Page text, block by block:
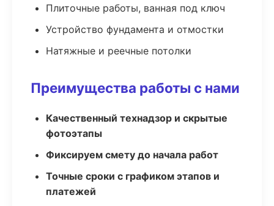
Плиточные работы, ванная под ключ
Устройство фундамента и отмостки
Натяжные и реечные потолки
Преимущества работы с нами
Качественный технадзор и скрытые
фотоэтапы
Фиксируем смету до начала работ
Точные сроки с графиком этапов и
платежей